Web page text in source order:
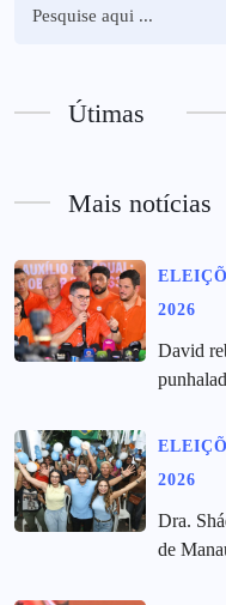
Útimas
Mais notícias
2026
David
2026
Dra.
de